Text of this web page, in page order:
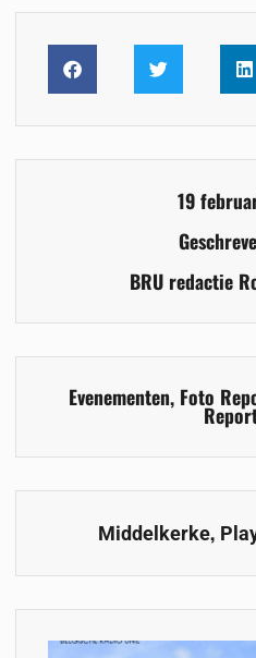
19
BRU redactie
Evenementen, Foto
Middelkerke,